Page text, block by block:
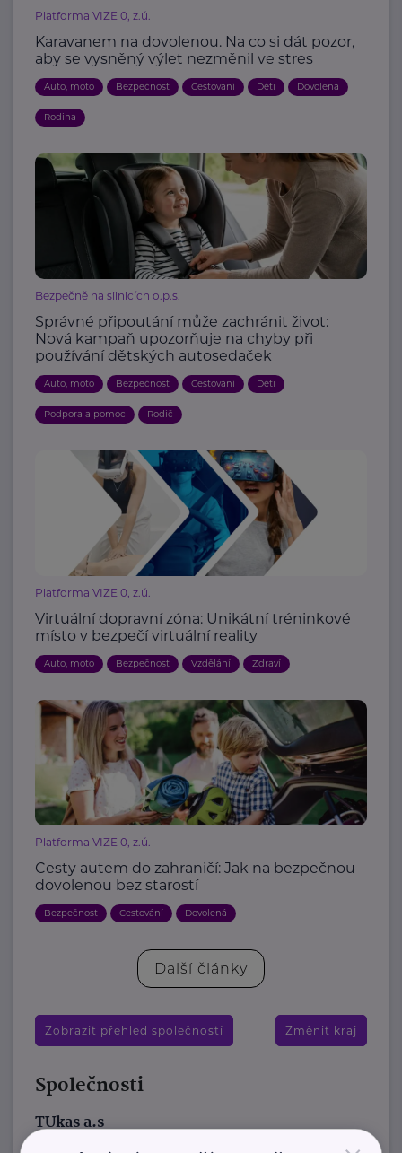
Platforma VIZE 0, z.ú.
Karavanem na dovolenou. Na co si dát pozor,
aby se vysněný výlet nezměnil ve stres
Auto, moto Bezpečnost Cestování Děti Dovolená
Rodina
Bezpečně na silnicích o.p.s.
Správné připoutání může zachránit život:
Nová kampaň upozorňuje na chyby při
používání dětských autosedaček
Auto, moto Bezpečnost Cestování Děti
Podpora a pomoc Rodič
Platforma VIZE 0, z.ú.
Virtuální dopravní zóna: Unikátní tréninkové
místo v bezpečí virtuální reality
Auto, moto Bezpečnost Vzdělání Zdraví
Platforma VIZE 0, z.ú.
Cesty autem do zahraničí: Jak na bezpečnou
dovolenou bez starostí
Bezpečnost Cestování Dovolená
Další články
Zobrazit přehled společností Změnit kraj
Společnosti
TUkas a.s
K Hrušovu 344/6 Štěrboholy, Praha 10